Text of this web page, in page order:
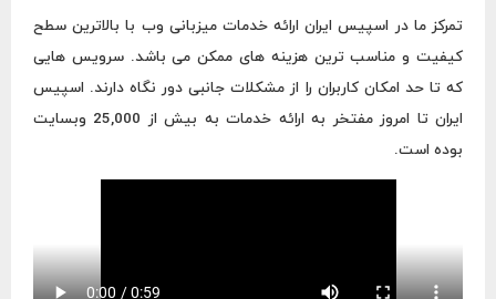
h
f
o
r
:
R
C
تمرکز ما در اسپیس ایران ارائه خدمات میزبانی وب با بالاترین سطح
کیفیت و مناسب ترین هزینه های ممکن می باشد. سرویس هایی
که تا حد امکان کاربران را از مشکلات جانبی دور نگاه دارند. اسپیس
ایران تا امروز مفتخر به ارائه خدمات به بیش از 25,000 وبسایت
بوده است.